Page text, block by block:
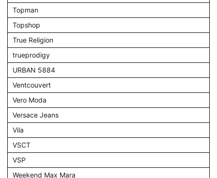
Topman
Topshop
True Religion
trueprodigy
URBAN 5884
Ventcouvert
Vero Moda
Versace Jeans
Vila
VSCT
VSP
Weekend Max Mara